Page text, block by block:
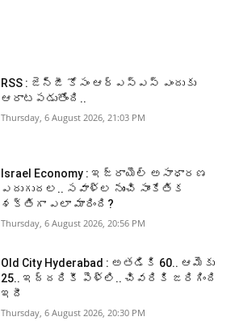
RSS : జెన్‌జీ కోసం ఆర్‌ఎస్‌ఎస్‌ ఎందుకు
ఆరాటపడుతోంది..
Thursday, 6 August 2026, 21:03 PM
Israel Economy : ఇజ్రాయెల్‌ అసాధారణ
ఎదుగుదల.. సవాళ్ల నుంచి సాంకేతిక
శక్తిగా ఎలా మారింది?
Thursday, 6 August 2026, 20:56 PM
Old City Hyderabad : అతడికి 60.. ఆమెకు
25.. ఇద్దరికీ పెళ్లి.. చివరికి జరిగింది
ఇదీ
Thursday, 6 August 2026, 20:30 PM